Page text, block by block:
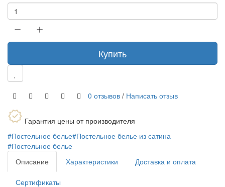
Купить
0 отзывов / Написать отзыв
Гарантия цены от производителя
#Постельное белье#Постельное белье из сатина
#Постельное белье
Описание
Характеристики Доставка и оплата
Сертификаты